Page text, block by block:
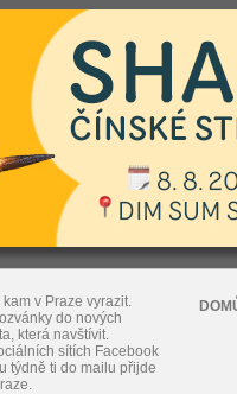
v Praze vyrazit.
do nových
která navštívit.
sítích Facebook
týdně ti do mailu přijde